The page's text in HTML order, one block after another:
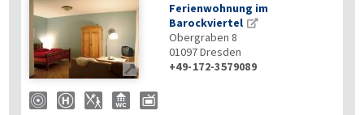

Ferienwohnung im
Barockviertel
Obergraben 8
01097Dresden
+49-172-3579089